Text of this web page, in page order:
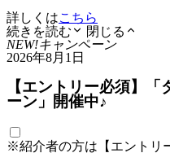
詳しくはこちら
続きを読む
閉じる
NEW!キャンペーン
2026年8月1日
【エントリー必須】
ーン」開催中♪
※紹介者の方は【エントリ